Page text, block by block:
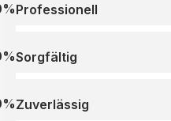
Professionell
Sorgfältig
Zuverlässig